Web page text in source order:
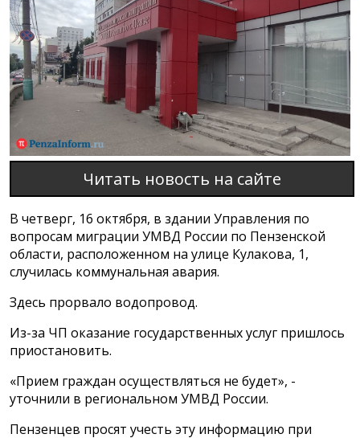
Читать новость на сайте
В четверг, 16 октября, в здании Управления по
вопросам миграции УМВД России по Пензенской
области, расположенном на улице Кулакова, 1,
случилась коммунальная авария.
Здесь прорвало водопровод.
Из-за ЧП оказание государственных услуг пришлось
приостановить.
«Прием граждан осуществляться не будет», -
уточнили в региональном УМВД России.
Пензенцев просят учесть эту информацию при